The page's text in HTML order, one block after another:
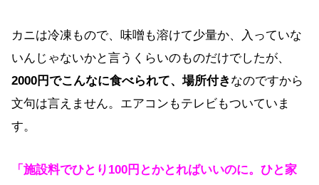
カニは冷凍もので、味噌も溶けて少量か、入っていな
いんじゃないかと言うくらいのものだけでしたが、
2000円でこんなに食べられて、場所付き なのですから
文句は言えません。エアコンもテレビもついていま
す。
「施設料でひとり100円とかとればいいのに。ひと家